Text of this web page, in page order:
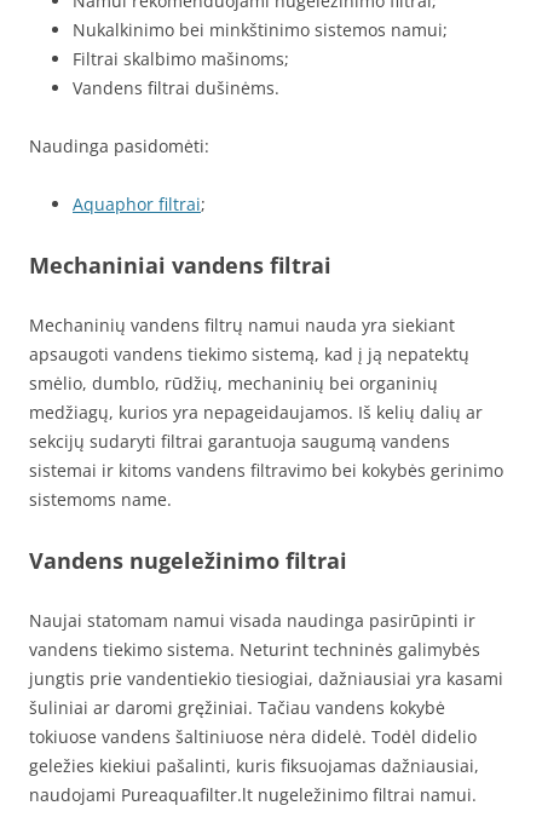
Nukalkinimo bei minkštinimo sistemos namui;
Filtrai skalbimo mašinoms;
Vandens filtrai dušinėms.
Naudinga pasidomėti:
Aquaphor filtrai;
Mechaniniai vandens filtrai
Mechaninių vandens filtrų namui nauda yra siekiant
apsaugoti vandens tiekimo sistemą, kad į ją nepatektų
smėlio, dumblo, rūdžių, mechaninių bei organinių
medžiagų, kurios yra nepageidaujamos. Iš kelių dalių ar
sekcijų sudaryti filtrai garantuoja saugumą vandens
sistemai ir kitoms vandens filtravimo bei kokybės gerinimo
sistemoms name.
Vandens nugeležinimo filtrai
Naujai statomam namui visada naudinga pasirūpinti ir
vandens tiekimo sistema. Neturint techninės galimybės
jungtis prie vandentiekio tiesiogiai, dažniausiai yra kasami
šuliniai ar daromi gręžiniai. Tačiau vandens kokybė
tokiuose vandens šaltiniuose nėra didelė. Todėl didelio
geležies kiekiui pašalinti, kuris fiksuojamas dažniausiai,
naudojami Pureaquafilter.lt nugeležinimo filtrai namui.